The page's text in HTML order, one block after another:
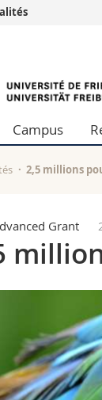
continue
Campus
2,5 millions
Grant